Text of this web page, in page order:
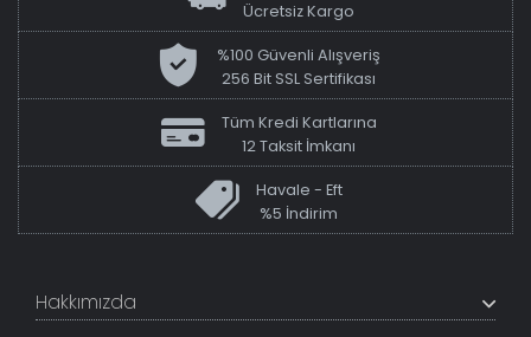
Ücretsiz Kargo
%100 Güvenli Alışveriş
256 Bit SSL Sertifikası
Tüm Kredi Kartlarına
12 Taksit İmkanı
Havale - Eft
%5 İndirim
Hakkımızda